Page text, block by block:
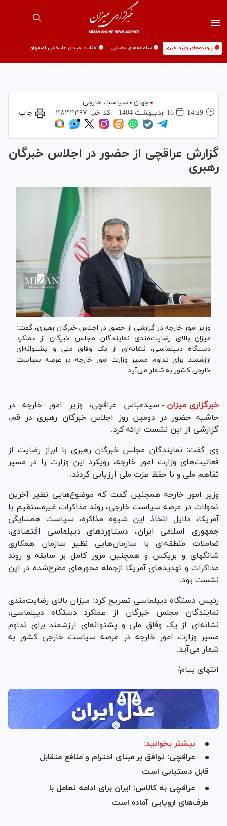
🟡 پرونده‌های ویژه خبری 🟡 سامانه‌های قضایی 🟡 جنایت میدان علیخانی اصفهان
جهان
سیاست خارجی
14:29
16 ارديبهشت 1404 کد خبر: ۴۸۳۴۴۹۷ چاپ
گزارش عراقچی از حضور در اجلاس خبرگان
رهبری
وزیر امور خارجه در گزارشی از حضور در اجلاس خبرگان رهبری، گفت:
میزان بالای رضایت‌مندی نمایندگان مجلس خبرگان از عملکرد
دستگاه دیپلماسی، نشانه‌ای از یک وفاق ملی و پشتوانه‌ای
ارزشمند برای تداوم مسیر وزارت امور خارجه در عرصه سیاست
خارجی کشور به شمار می‌آید.
خبرگزاری میزان - سیدعباس عراقچی، وزیر امور خارجه در
حاشیه حضور در دومین روز اجلاس خبرگان رهبری در قم،
گزارشی از این نشست ارائه کرد.
وی گفت: نمایندگان مجلس خبرگان رهبری با ابراز رضایت از
فعالیت‌های وزارت امور خارجه، رویکرد این وزارت را در مسیر
تفاهم ملی و با حفظ عزت ملی ارزیابی کردند.
وزیر امور خارجه همچنین گفت که موضوع‌هایی نظیر آخرین
تحولات در عرصه سیاست خارجی، روند مذاکرات غیرمستقیم با
آمریکا، دلایل اتخاذ این شیوه مذاکره، سیاست همسایگی
جمهوری اسلامی ایران، دستاورد‌های دیپلماسی اقتصادی،
تعاملات منطقه‌ای با سازمان‌هایی نظیر سازمان همکاری
شانگهای و بریکس و همچنین مرور کامل بر سابقه و روند
مذاکرات و تهدید‌های آمریکا ازجمله محور‌های مطرح‌شده در این
نشست بود.
رئیس دستگاه دیپلماسی تصریح کرد: میزان بالای رضایت‌مندی
نمایندگان مجلس خبرگان از عملکرد دستگاه دیپلماسی،
نشانه‌ای از یک وفاق ملی و پشتوانه‌ای ارزشمند برای تداوم
مسیر وزارت امور خارجه در عرصه سیاست خارجی کشور به
شمار می‌آید.
انتهای پیام/
بیشتر بخوانید:
عراقچی: توافق بر مبنای احترام و منافع متقابل
قابل دستیابی است
عراقچی به کالاس: ایران برای ادامه تعامل با
طرف‌های اروپایی آماده است